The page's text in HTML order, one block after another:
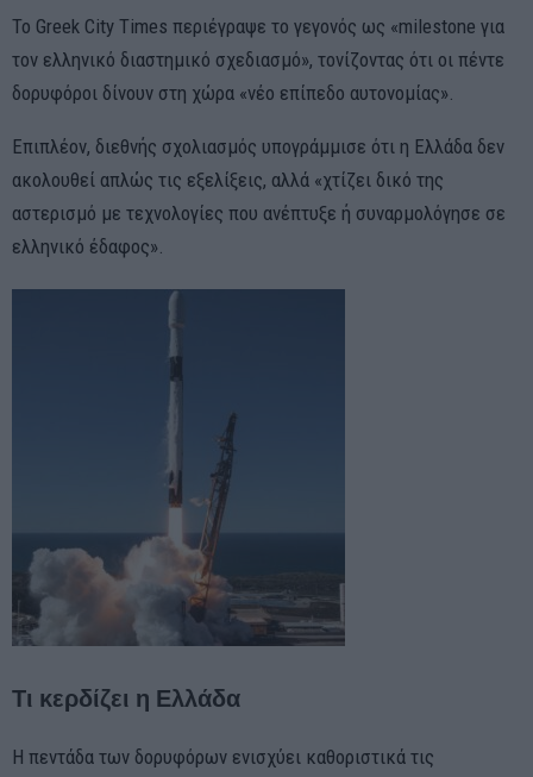
Το Greek City Times περιέγραψε το γεγονός ως «milestone για
τον ελληνικό διαστημικό σχεδιασμό», τονίζοντας ότι οι πέντε
δορυφόροι δίνουν στη χώρα «νέο επίπεδο αυτονομίας».
Επιπλέον, διεθνής σχολιασμός υπογράμμισε ότι η Ελλάδα δεν
ακολουθεί απλώς τις εξελίξεις, αλλά «χτίζει δικό της
αστερισμό με τεχνολογίες που ανέπτυξε ή συναρμολόγησε σε
ελληνικό έδαφος».
Τι κερδίζει η Ελλάδα
Η πεντάδα των δορυφόρων ενισχύει καθοριστικά τις